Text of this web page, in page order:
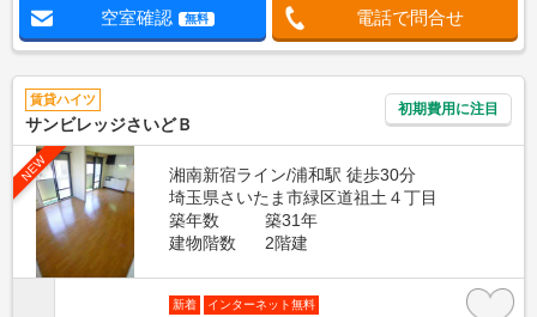
空室確認 無料 電話で問合せ
賃貸ハイツ
サンビレッジさいどＢ
初期費用に注目
NEW
湘南新宿ライン/浦和駅 徒歩30分
埼玉県さいたま市緑区道祖土４丁目
築年数
築31年
建物階数
2階建
新着 インターネット無料